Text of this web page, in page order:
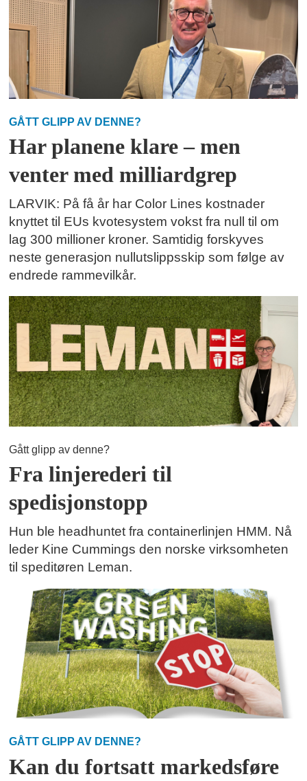
GÅTT GLIPP AV DENNE?
Har planene klare – men
venter med milliardgrep
LARVIK: På få år har Color Lines kostnader
knyttet til EUs kvotesystem vokst fra null til om
lag 300 millioner kroner. Samtidig forskyves
neste generasjon nullutslippsskip som følge av
endrede rammevilkår.
Gått glipp av denne?
Fra linjerederi til
spedisjonstopp
Hun ble headhuntet fra containerlinjen HMM. Nå
leder Kine Cummings den norske virksomheten
til speditøren Leman.
GÅTT GLIPP AV DENNE?
Kan du fortsatt markedsføre